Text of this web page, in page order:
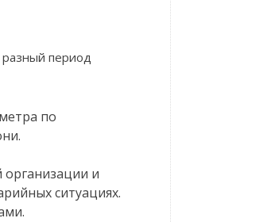
разный период
по
организации и
ситуациях.